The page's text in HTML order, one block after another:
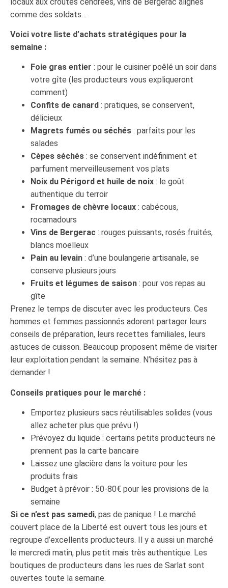
comme des soldats…
Voici votre liste d’achats stratégiques pour la
semaine :
Foie gras entier : pour le cuisiner poêlé un soir dans
votre gîte (les producteurs vous expliqueront
comment)
Confits de canard : pratiques, se conservent,
délicieux
Magrets fumés ou séchés : parfaits pour les
salades
Cèpes séchés : se conservent indéfiniment et
parfument merveilleusement vos plats
Noix du Périgord et huile de noix : le goût
authentique du terroir
Fromages de chèvre locaux : cabécous,
rocamadours
Vins de Bergerac : rouges puissants, rosés fruités,
blancs moelleux
Pain au levain : d’une boulangerie artisanale, se
conserve plusieurs jours
Fruits et légumes de saison : pour vos repas au
gîte
Prenez le temps de discuter avec les producteurs. Ces
hommes et femmes passionnés adorent partager leurs
conseils de préparation, leurs recettes familiales, leurs
astuces de cuisson. Beaucoup proposent même de visiter
leur exploitation pendant la semaine. N’hésitez pas à
demander !
Conseils pratiques pour le marché :
Emportez plusieurs sacs réutilisables solides (vous
allez acheter plus que prévu !)
Prévoyez du liquide : certains petits producteurs ne
prennent pas la carte bancaire
Laissez une glacière dans la voiture pour les
produits frais
Budget à prévoir : 50-80€ pour les provisions de la
semaine
Si ce n’est pas samedi, pas de panique ! Le marché
couvert place de la Liberté est ouvert tous les jours et
regroupe d’excellents producteurs. Il y a aussi un marché
le mercredi matin, plus petit mais très authentique. Les
boutiques de producteurs dans les rues de Sarlat sont
ouvertes toute la semaine.